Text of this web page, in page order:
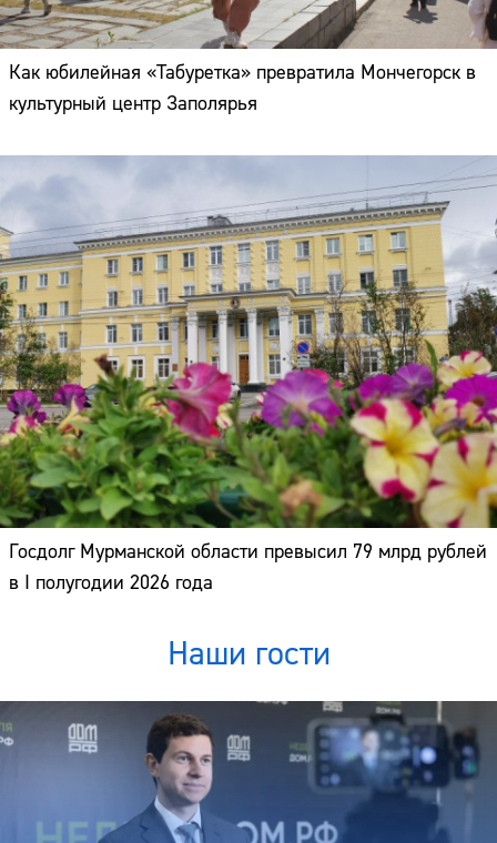
Как юбилейная «Табуретка» превратила Мончегорск в
культурный центр Заполярья
Госдолг Мурманской области превысил 79 млрд рублей
в I полугодии 2026 года
Наши гости